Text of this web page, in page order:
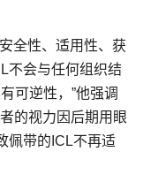
全性、适用性、获
不会与任何组织结
可逆性，”他强调
的视力因后期用眼
佩带的ICL不再适